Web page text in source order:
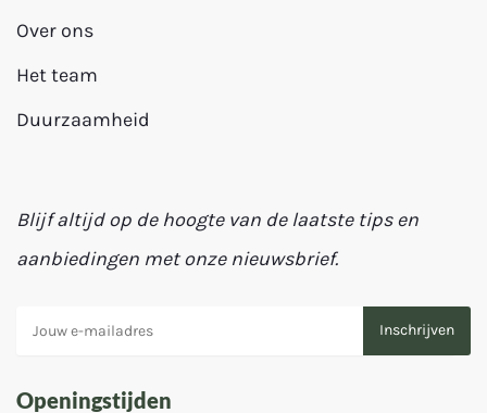
Over ons
Het team
Duurzaamheid
Blijf altijd op de hoogte van de laatste tips en
aanbiedingen met onze nieuwsbrief.
Openingstijden